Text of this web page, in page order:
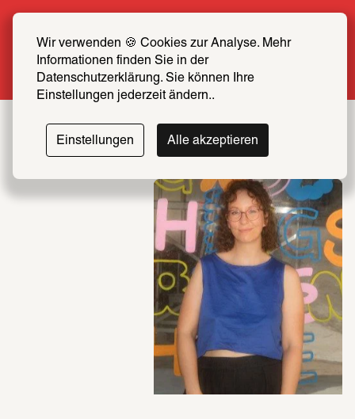
Wir verwenden 🍪 Cookies zur Analyse. Mehr
Informationen finden Sie in der
Datenschutzerklärung. Sie können Ihre
Einstellungen jederzeit ändern..
Einstellungen Alle akzeptieren
SCHIRN FREUND*IN werden
Mehr erfahren